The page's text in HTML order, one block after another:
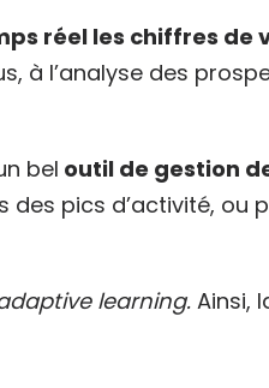
réel les chiffres de
à l’analyse des
bel outil de gestion
pics d’activité, ou
learning. Ainsi,